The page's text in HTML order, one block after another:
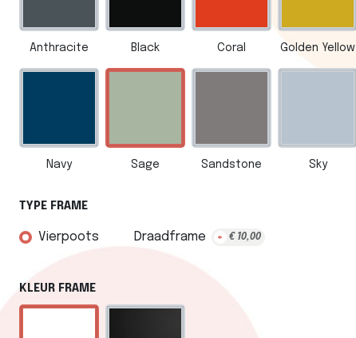
Anthracite Black Coral Golden Yellow
Navy Sage Sandstone Sky
TYPE FRAME
Vierpoots Draadframe + € 10,00
KLEUR FRAME